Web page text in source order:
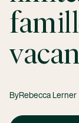
ByRebecca Lerner